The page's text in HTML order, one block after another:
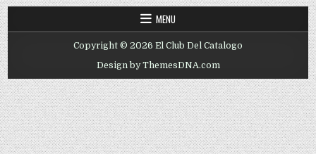
MENU
Copyright © 2026 El Club Del Catalogo
Design by ThemesDNA.com